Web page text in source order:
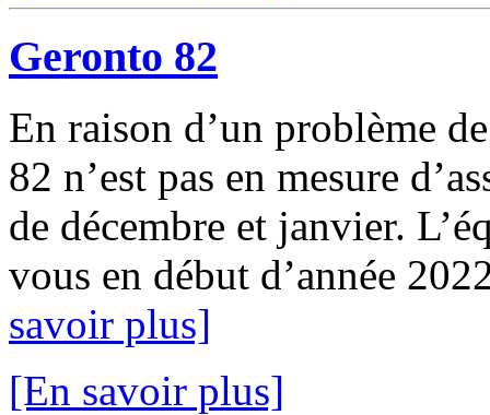
Geronto 82
En raison d’un problème
82 n’est pas en mesure
de décembre et janvier.
vous en début d’année
savoir plus]
[En savoir plus]